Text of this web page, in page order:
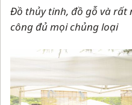
Đồ thủy tinh, đồ gỗ và
công đủ mọi chủng loại